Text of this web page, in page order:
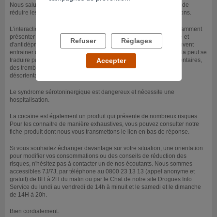
Nous saluons le fait que vous cherchiez des renseignements afin de
réduire les risques pour votre santé en lien avec vos consommations.
L'interaction entre la cocaïne et certains antidépresseurs peut notamment
présenter des risques particuliers. La prise simultanée de cocaïne et
d'antidépresseur IMAO (inhibiteur de la monoamine oxydase) peuvent
entrainer de l'hypertension ou un syndrome sérotoninergique. Cela peut se
traduire par de l'hyperactivité, des contractions musculaires involontaires,
des tremblements sueurs et frissons, de l'hyperthermie, de la
désorientation et anxiété.
Le syndrome sérotoninergique est dangereux et nécessite une
hospitalisation.
La cocaïne est également un produit qui présente de nombreux risques.
Pour les connaitre de manière exhaustives, vous pouvez consulter notre
fiche-produit dont nous vous transmettons le lien en bas de réponse.
Si vous souhaitez échanger davantage sur votre situation, une orientation
pour modifier vos consommations ou des conseils de réduction des
risques, n'hésitez pas à contacter un de nos écoutants. Nous sommes
accessibles 7J/7J, par téléphone au 0800 23 13 13 (appel anonyme et
gratuit) de 8H à 2H du matin ou par le Chat de notre site Drogues Info
Service du lundi au vendredi de 14h à minuit et le samedi et le dimanche
de 14H à 20h.
Bien cordialement.
Refuser Réglages
Accepter